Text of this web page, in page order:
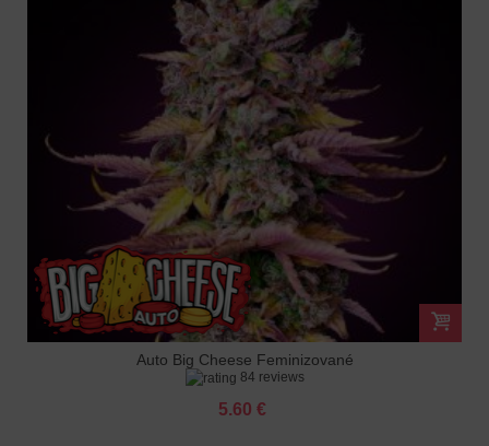
Auto Big Cheese Feminizované
84 reviews
5.60 €